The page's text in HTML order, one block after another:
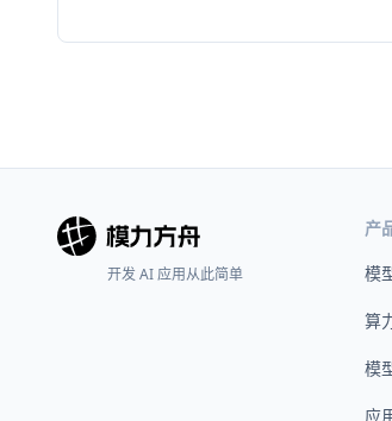
开发 AI 应用从此简单
产
模
算
模
应